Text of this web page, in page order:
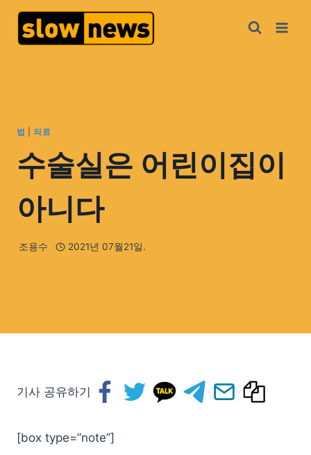
법 |의료
수술실은 어린이집이
아니다
조용수 2021년 07월21일.
기사 공유하기
[box type=”note”]